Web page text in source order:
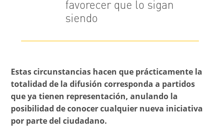
favorecer que lo sigan
siendo
Estas circunstancias hacen que prácticamente la
totalidad de la difusión corresponda a partidos
que ya tienen representación, anulando la
posibilidad de conocer cualquier nueva iniciativa
por parte del ciudadano.